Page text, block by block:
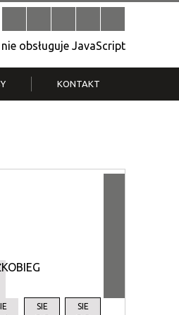
obsługuje JavaScript
KONTAKT
SIE SIE